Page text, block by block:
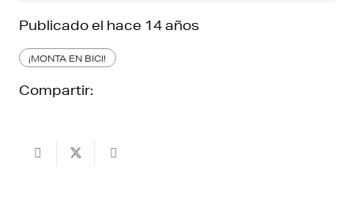
Publicado el hace 14 años
¡MONTA EN BICI!
Compartir: